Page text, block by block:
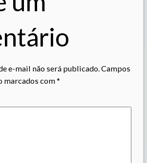
e-mail não será publicado.Campos
marcados com*